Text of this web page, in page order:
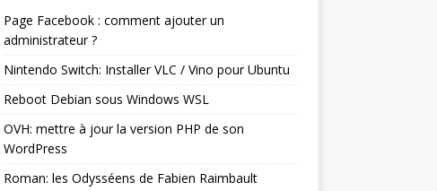
Page Facebook : comment ajouter un
administrateur ?
Nintendo Switch: Installer VLC / Vino pour Ubuntu
Reboot Debian sous Windows WSL
OVH: mettre à jour la version PHP de son
WordPress
Roman: les Odysséens de Fabien Raimbault